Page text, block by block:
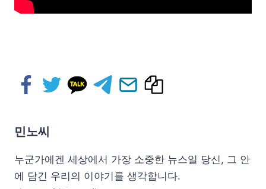
민노씨
누군가에겐 세상에서 가장 소중한 뉴스일 당신, 그 안
에 담긴 우리의 이야기를 생각합니다.